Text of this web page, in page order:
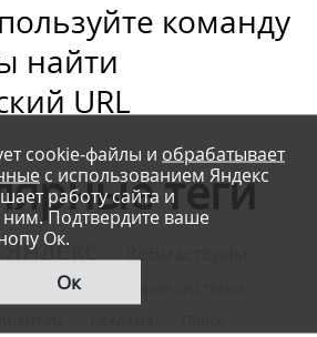
команду
найти
URL
теги
Яндекс
Вебмастерам
Поисковые системы
cookie-файлы и обрабатывает
с использованием Яндекс
работу сайта и
ним. Подтвердите ваше
Ок.
Ок